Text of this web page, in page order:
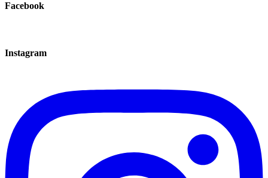
Facebook
Instagram